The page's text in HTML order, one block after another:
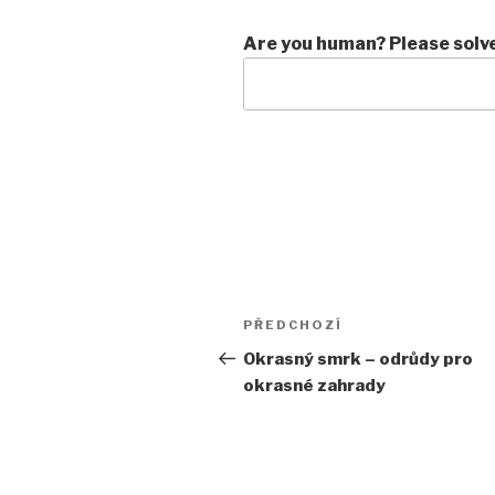
Are you human? Please
Navigace
pro
příspěvek
Předchozí
příspěvek
PŘEDCHOZÍ
Okrasný smrk – odrůdy pro
okrasné zahrady